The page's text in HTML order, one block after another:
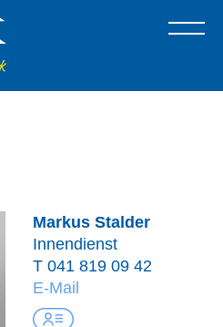
Markus Stalder
Innendienst
T 041 819 09 42
E-Mail